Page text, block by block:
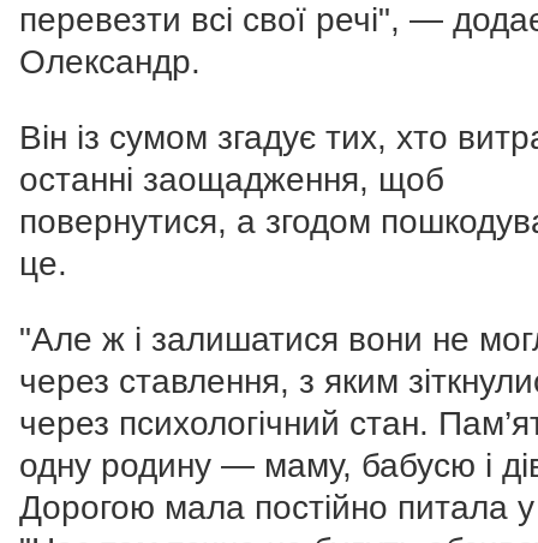
перевезти всі свої речі", —
Олександр.
Він із сумом згадує тих, хто
останні заощадження, щоб
повернутися, а згодом
це.
"Але ж і залишатися вони не
через ставлення, з яким
через психологічний стан.
одну родину — маму, бабусю і
Дорогою мала постійно питала